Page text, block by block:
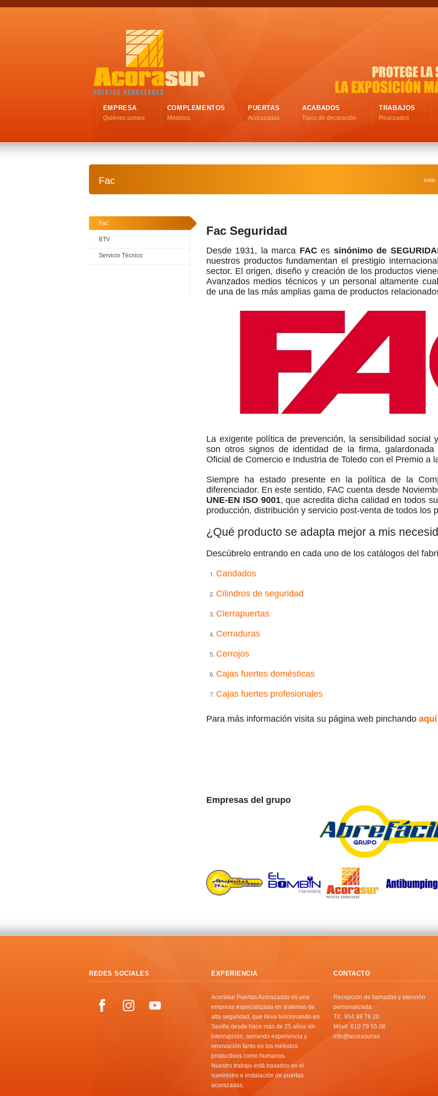
EMPRESA
Quiénes somos
COMPLEMENTOS
Modelos
PUERTAS
Acorazadas
ACABADOS
Tipos de decoración
TRABAJOS
Realizados
Fac Inicio
Fac
BTV
Servicio Técnico
Fac Seguridad
Desde 1931, la marca FACes sinónimo de
nuestros productos fundamentan el prestigio
sector. El origen, diseño y creación de los productos
Avanzados medios técnicos y un personal altamente
de una de las más amplias gama de productos
La exigente política de prevención, la sensibilidad social
son otros signos de identidad de la firma,
Oficial de Comercio e Industria de Toledo con el Premio a
Siempre ha estado presente en la política de la
diferenciador. En este sentido, FAC cuenta desde
UNE-EN ISO 9001, que acredita dicha calidad en todos
producción, distribución y servicio post-venta de todos los
¿Qué producto se adapta mejor a mis
Descúbrelo entrando en cada uno de los catálogos del
Candados
Cilindros de seguridad
Cierrapuertas
Cerraduras
Cerrojos
Cajas fuertes domésticas
Cajas fuertes profesionales
Para más información visita su página web pinchando aquí
Empresas del grupo
REDES SOCIALES EXPERIENCIA
Acorasur Puertas Acorazadas es una
empresa especializada en sistemas de
alta seguridad, que lleva funcionando en
Sevilla desde hace más de 25 años sin
interrupción, aunando experiencia y
renovación tanto en los métodos
productivos como humanos.
Nuestro trabajo está basados en el
suministro e instalación de puertas
acorazadas.
CONTACTO
Recepción de llamadas y atención
personalizada:
Tlf.: 954 99 76 20
Móvil: 610 79 55 06
info@acorasur.es